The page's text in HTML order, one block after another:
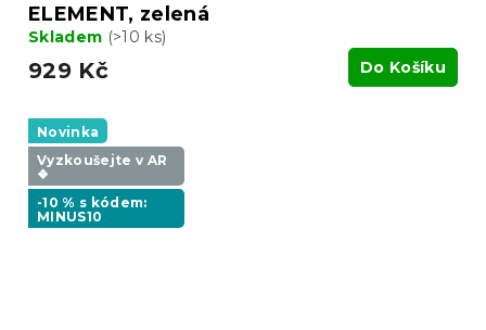
ELEMENT, zelená
Skladem (>10 ks)
929 Kč Do Košíku
Novinka
Vyzkoušejte v AR
❖
-10 % s kódem:
MINUS10